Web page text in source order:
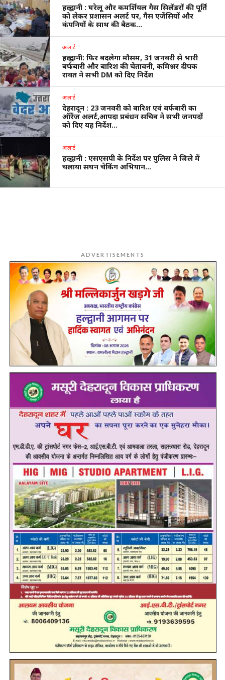
हल्द्वानी : घरेलू और कमर्शियल गैस सिलेंडरों की पूर्ति
को लेकर प्रशासन अलर्ट पर, गैस एजेंसियों और
कंपनियों के साथ की बैठक…
अलर्ट
हल्द्वानी: फिर बदलेगा मौसम, 31 जनवरी से भारी
बर्फबारी और बारिश की चेतावनी, कमिश्नर दीपक
रावत ने सभी DM को दिए निर्देश
अलर्ट
देहरादून : 23 जनवरी को बारिश एवं बर्फबारी का
ऑरेंज अलर्ट,आपदा प्रबंधन सचिव ने सभी जनपदों
को दिए यह निर्देश…
अलर्ट
हल्द्वानी : एसएसपी के निर्देश पर पुलिस ने जिले में
चलाया सघन चेकिंग अभियान…
ADVERTISEMENTS